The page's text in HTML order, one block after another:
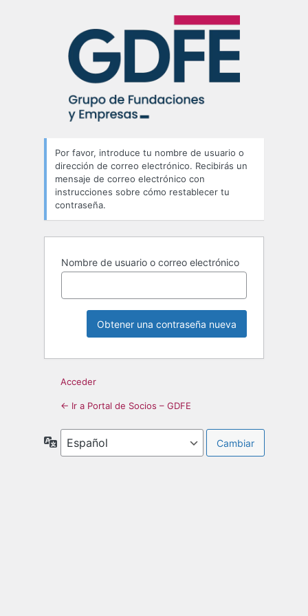
Por favor, introduce tu nombre de usuario o
dirección de correo electrónico. Recibirás un
mensaje de correo electrónico con
instrucciones sobre cómo restablecer tu
contraseña.
Nombre de usuario o correo electrónico
Acceder
← Ir a Portal de Socios – GDFE
Idioma